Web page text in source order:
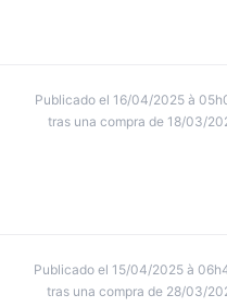
Publicado el 16/04/2025 à
tras una compra de 18/03/
Publicado el 15/04/2025 à
tras una compra de 28/03/